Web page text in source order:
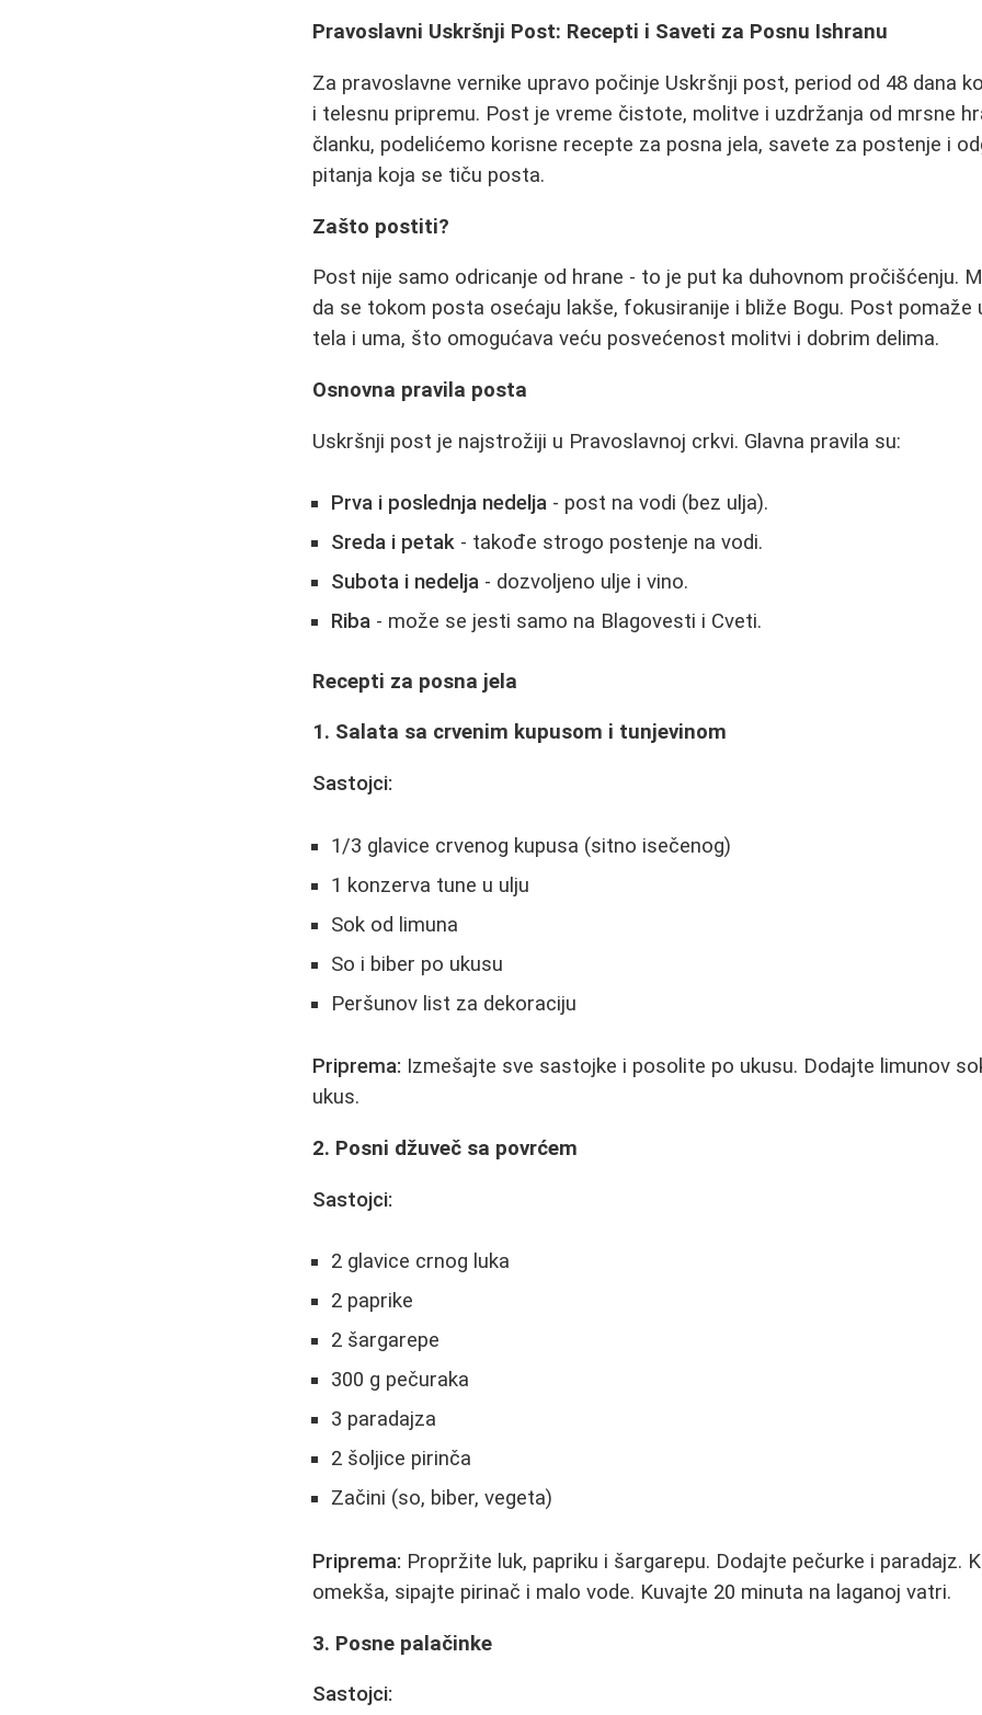
Pravoslavni Uskršnji Post: Recepti i Saveti za Posnu Ishranu
Za pravoslavne vernike upravo počinje Uskršnji post, period od 48 dana
i telesnu pripremu. Post je vreme čistote, molitve i uzdržanja od mrsne
članku, podelićemo korisne recepte za posna jela, savete za postenje i
pitanja koja se tiču posta.
Zašto postiti?
Post nije samo odricanje od hrane - to je put ka duhovnom pročišćenju.
da se tokom posta osećaju lakše, fokusiranije i bliže Bogu. Post pomaže
tela i uma, što omogućava veću posvećenost molitvi i dobrim delima.
Osnovna pravila posta
Uskršnji post je najstrožiji u Pravoslavnoj crkvi. Glavna pravila su:
Prva i poslednja nedelja - post na vodi (bez ulja).
Sreda i petak - takođe strogo postenje na vodi.
Subota i nedelja - dozvoljeno ulje i vino.
Riba - može se jesti samo na Blagovesti i Cveti.
Recepti za posna jela
1. Salata sa crvenim kupusom i tunjevinom
Sastojci:
1/3 glavice crvenog kupusa (sitno isečenog)
1 konzerva tune u ulju
Sok od limuna
So i biber po ukusu
Peršunov list za dekoraciju
Priprema: Izmešajte sve sastojke i posolite po ukusu. Dodajte limunov
ukus.
2. Posni džuveč sa povrćem
Sastojci:
2 glavice crnog luka
2 paprike
2 šargarepe
300 g pečuraka
3 paradajza
2 šoljice pirinča
Začini (so, biber, vegeta)
Priprema: Propržite luk, papriku i šargarepu. Dodajte pečurke i paradajz.
omekša, sipajte pirinač i malo vode. Kuvajte 20 minuta na laganoj vatri.
3. Posne palačinke
Sastojci: